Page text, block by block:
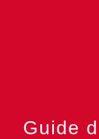
Guide